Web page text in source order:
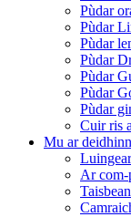
Pùdar
Pùdar
Pùdar
Pùdar
Pùdar
Pùdar
Pùdar
Cuir ris
Mu ar deidhinn
Ar com-